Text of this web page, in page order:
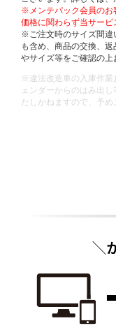
※メンテパック会員のお
価格に関わらず当サービ
※ご注文時のサイズ間違
も含め、商品の交換、
やサイズ等をご確認の上
※違法改造車の入庫作業
ェンダーからのはみ出
たしかねますので、予め